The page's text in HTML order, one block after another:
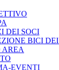
DEI SOCI
BICI
AREA
EVENTI